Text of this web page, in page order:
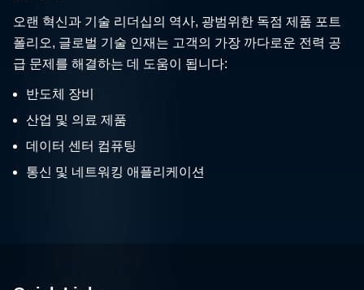
오랜 혁신과 기술 리더십의 역사, 광범위한 독점 제품 포트
폴리오, 글로벌 기술 인재는 고객의 가장 까다로운 전력 공
급 문제를 해결하는 데 도움이 됩니다:
반도체 장비
산업 및 의료 제품
데이터 센터 컴퓨팅
통신 및 네트워킹 애플리케이션